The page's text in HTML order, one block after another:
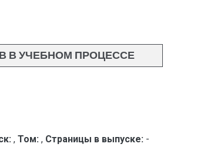
В УЧЕБНОМ ПРОЦЕССЕ
, Том: , Страницы в выпуске: -